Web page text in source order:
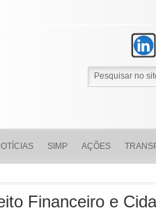
SIMP AÇÕES
Financeiro e